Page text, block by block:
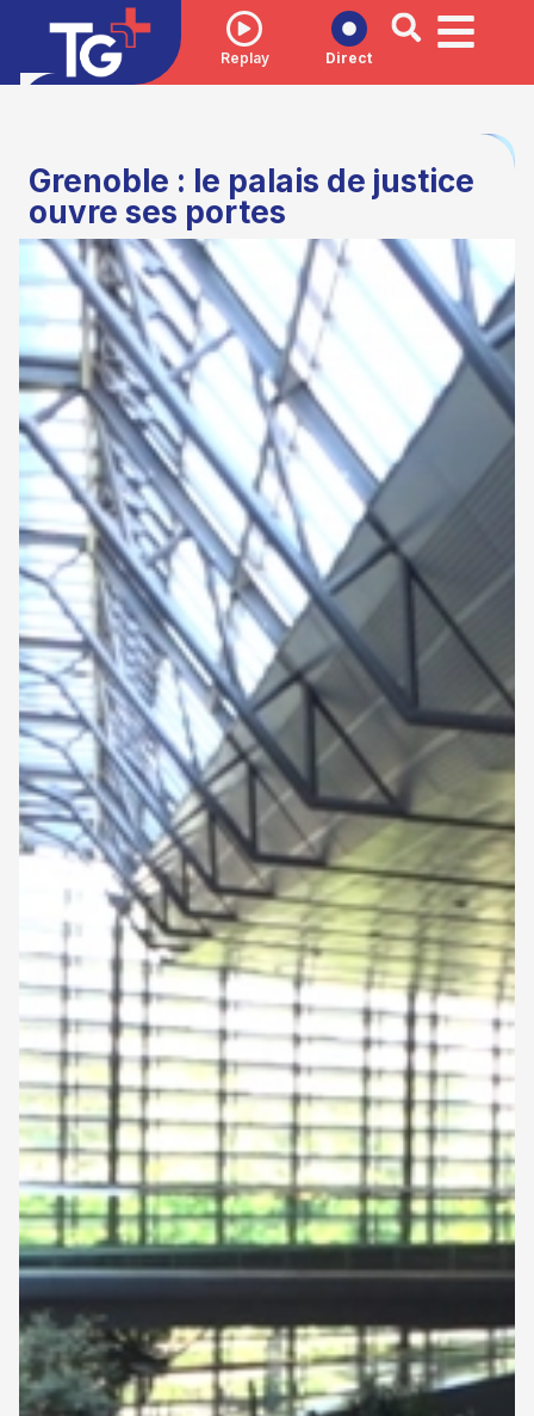
Replay Direct
Grenoble : le palais de justice
ouvre ses portes